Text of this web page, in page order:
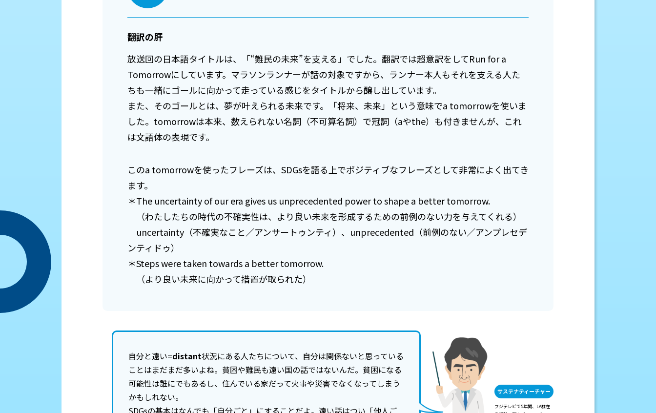
翻訳の肝
放送回の日本語タイトルは、「“難民の未来”を支える」でした。翻訳では超意訳をしてRun for a
Tomorrowにしています。マラソンランナーが話の対象ですから、ランナー本人もそれを支える人た
ちも一緒にゴールに向かって走っている感じをタイトルから醸し出しています。
また、そのゴールとは、夢が叶えられる未来です。「将来、未来」という意味でa tomorrowを使いま
した。tomorrowは本来、数えられない名詞（不可算名詞）で冠詞（aやthe）も付きませんが、これ
は文語体の表現です。
このa tomorrowを使ったフレーズは、SDGsを語る上でポジティブなフレーズとして非常によく出てき
ます。
＊The uncertainty of our era gives us unprecedented power to shape a better tomorrow.
（わたしたちの時代の不確実性は、より良い未来を形成するための前例のない力を与えてくれる）
uncertainty（不確実なこと／アンサートゥンティ）、unprecedented（前例のない／アンプレセデ
ンティドゥ）
＊Steps were taken towards a better tomorrow.
（より良い未来に向かって措置が取られた）
自分と遠い=distant状況にある人たちについて、自分は関係ないと思っている
ことはまだまだ多いよね。貧困や難民も遠い国の話ではないんだ。貧困になる
可能性は誰にでもあるし、住んでいる家だって火事や災害でなくなってしまう
かもしれない。
SDGsの基本はなんでも「自分ごと」にすることだよ。遠い話はつい「他人ご
サステナティーチャー
フジテレビで5年間、LA駐在